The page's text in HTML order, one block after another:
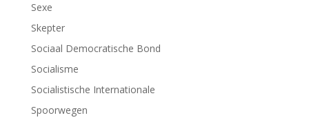
Sexe
Skepter
Sociaal Democratische Bond
Socialisme
Socialistische Internationale
Spoorwegen